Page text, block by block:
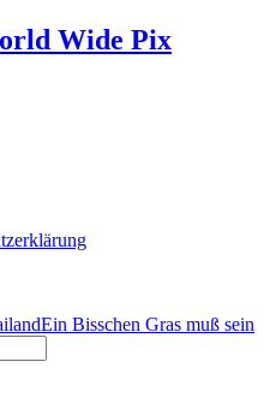
Wide Pix
Ein Bisschen Gras muß sein